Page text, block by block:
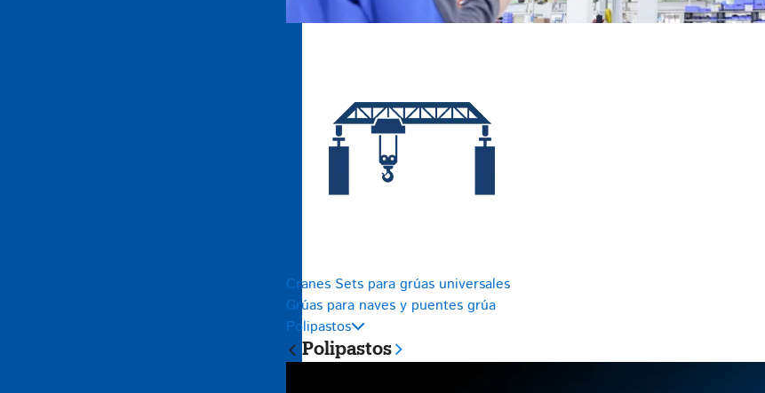
Cranes Sets para grúas universales
Grúas para naves y puentes grúa
Polipastos
Polipastos